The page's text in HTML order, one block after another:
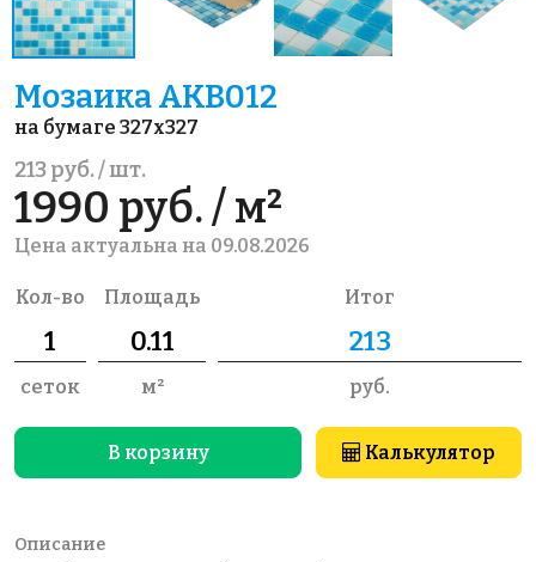
Мозаика AKB012
на бумаге 327x327
213 руб. / шт.
1990 руб. / м²
Цена актуальна на 09.08.2026
Кол-во
сеток
Площадь
м²
Итог
руб.
В корзину Калькулятор
Описание